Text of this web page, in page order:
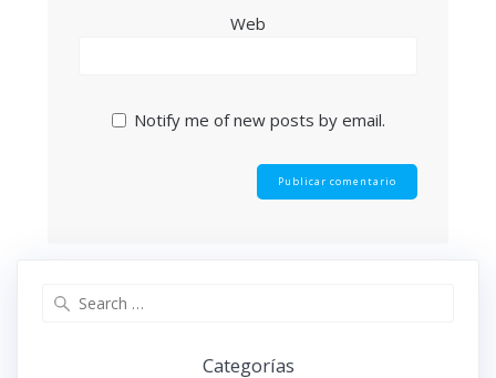
Web
Notify me of new posts by email.
Categorías